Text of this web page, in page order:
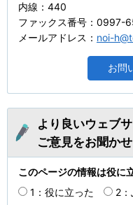
内線：440
ファックス番号：0997-
メールアドレス： noi-
より良いウェブ
ご意見をお聞か
このページの情報は役に
1：役に立った
2：